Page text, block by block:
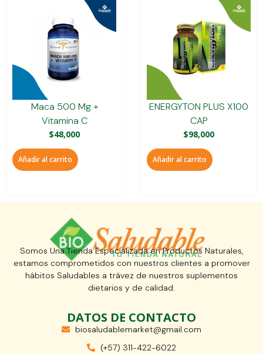
Maca 500 Mg +
Vitamina C
$48,000
Añadir al carrito
ENERGYTON PLUS X100
CAP
$98,000
Añadir al carrito
Somos Una Tienda Especializada en Productos Naturales,
estamos comprometidos con nuestros clientes a promover
hábitos Saludables a trávez de nuestros suplementos
dietarios y de calidad.
DATOS DE CONTACTO
biosaludablemarket@gmail.com
(+57) 311-422-6022